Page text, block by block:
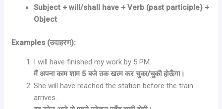
Subject + will/shall have + Verb (past participle) +
Object
Examples (उदाहरण):
I will have finished my work by 5 PM.
मैं अपना काम शाम 5 बजे तक खत्म कर चुका/चुकी होऊँगा।
She will have reached the station before the train
arrives.